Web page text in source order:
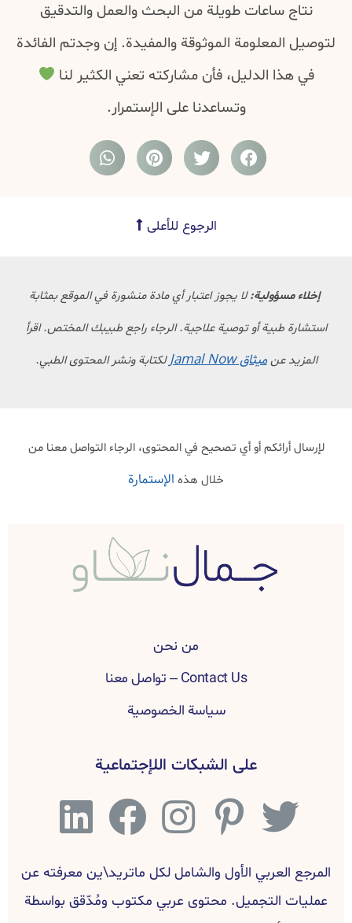
نتاج ساعات طويلة من البحث والعمل والتدقيق
لتوصيل المعلومة الموثوقة والمفيدة. إن وجدتم الفائدة
في هذا الدليل، فأن مشاركته تعني الكثير لنا
وتساعدنا على الإستمرار.
الرجوع للأعلى
إخلاء مسؤولية:لا يجوز اعتبار أي مادة منشورة في الموقع بمثابة
استشارة طبية أو توصية علاجية. الرجاء راجع طبيبك المختص. اقرأ
المزيد عنميثاق Jamal Now لكتابة ونشر المحتوى الطبي.
لإرسال أرائكم أو أي تصحيح في المحتوى، الرجاء التواصل معنا من
خلال هذه الإستمارة
من نحن
Contact Us – تواصل معنا
سياسة الخصوصية
على الشبكات اللإجتماعية
المرجع العربي الأول والشامل لكل ماتريد\ين معرفته عن
عمليات التجميل. محتوى عربي مكتوب ومُدّقق بواسطة